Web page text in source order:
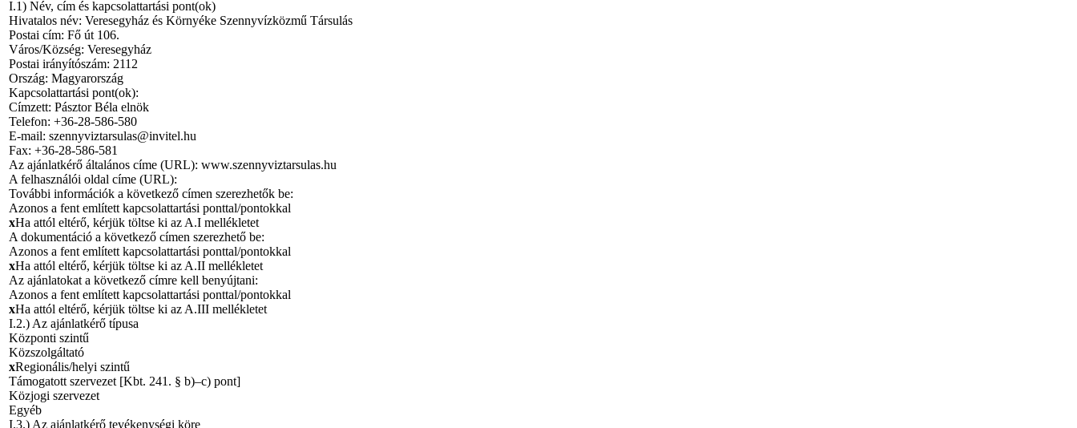
I.1) Név, cím és kapcsolattartási pont(ok)
Hivatalos név: Veresegyház és Környéke Szennyvízközmű Társulás
Postai cím: Fő út 106.
Város/Község: Veresegyház
Postai irányítószám: 2112
Ország: Magyarország
Kapcsolattartási pont(ok):
Címzett: Pásztor Béla elnök
Telefon: +36-28-586-580
E-mail: szennyviztarsulas@invitel.hu
Fax: +36-28-586-581
Az ajánlatkérő általános címe (URL): www.szennyviztarsulas.hu
A felhasználói oldal címe (URL):
További információk a következő címen szerezhetők be:
Azonos a fent említett kapcsolattartási ponttal/pontokkal
xHa attól eltérő, kérjük töltse ki az A.I mellékletet
A dokumentáció a következő címen szerezhető be:
Azonos a fent említett kapcsolattartási ponttal/pontokkal
xHa attól eltérő, kérjük töltse ki az A.II mellékletet
Az ajánlatokat a következő címre kell benyújtani:
Azonos a fent említett kapcsolattartási ponttal/pontokkal
xHa attól eltérő, kérjük töltse ki az A.III mellékletet
I.2.) Az ajánlatkérő típusa
Központi szintű
Közszolgáltató
xRegionális/helyi szintű
Támogatott szervezet [Kbt. 241. § b)–c) pont]
Közjogi szervezet
Egyéb
I.3.) Az ajánlatkérő tevékenységi köre